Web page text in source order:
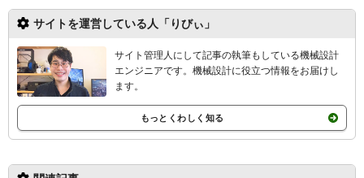
サイトを運営している人「りびぃ」
サイト管理人にして記事の執筆もしている機械設計
エンジニアです。機械設計に役立つ情報をお届けし
ます。
もっとくわしく知る